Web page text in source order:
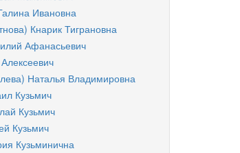
Ивановна
Кнарик Тиграновна
Афанасьевич
Наталья Владимировна
Кузьмич
Кузьмич
Кузьмич
Кузьминична